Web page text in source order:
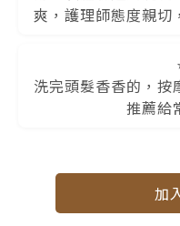
爽，護理師態度親切
洗完頭髮香香的，按
推薦給
加